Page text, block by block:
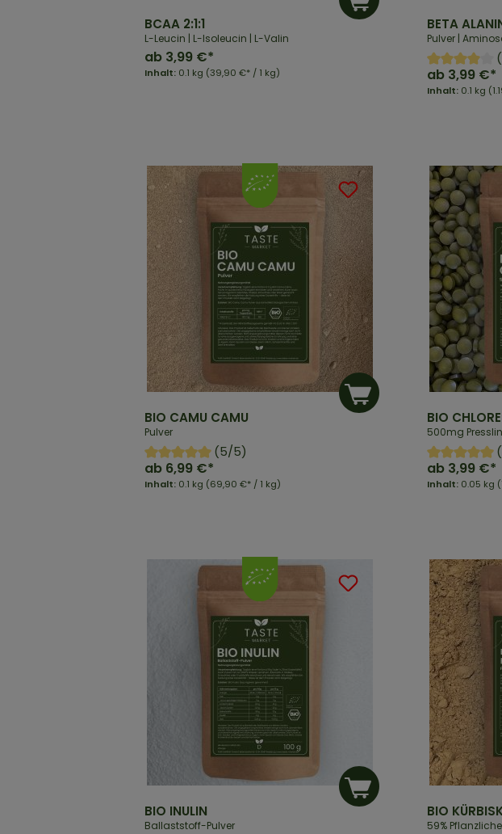
BCAA 2:1:1
L-Leucin | L-Isoleucin | L-Valin
Inhalt: 0.1 kg (39,90 €* / 1 kg)
ab 3,99 €*
BETA
Pulver |
Inhalt: 0.1 kg
ab 3,99 €*
BIO CAMU CAMU
Pulver
(5/5)
Inhalt: 0.1 kg (69,90 €* / 1 kg)
ab 6,99 €*
BIO
500mg
Inhalt: 0.05 kg
ab 3,99 €*
BIO INULIN
Ballaststoff-Pulver
BIO
59%